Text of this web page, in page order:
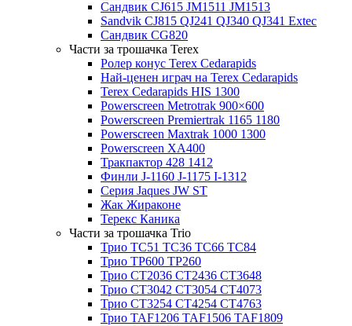
Сандвик CJ615 JM1511 JM1513
Sandvik CJ815 QJ241 QJ340 QJ341 Extec
Сандвик CG820
Части за трошачка Terex
Ролер конус Terex Cedarapids
Най-ценен играч на Terex Cedarapids
Terex Cedarapids HIS 1300
Powerscreen Metrotrak 900×600
Powerscreen Premiertrak 1165 1180
Powerscreen Maxtrak 1000 1300
Powerscreen XA400
Тракпактор 428 1412
Финли J-1160 J-1175 I-1312
Серия Jaques JW ST
Жак Жираконе
Терекс Каника
Части за трошачка Trio
Трио TC51 TC36 TC66 TC84
Трио TP600 TP260
Трио CT2036 CT2436 CT3648
Трио CT3042 CT3054 CT4073
Трио CT3254 CT4254 CT4763
Трио TAF1206 TAF1506 TAF1809